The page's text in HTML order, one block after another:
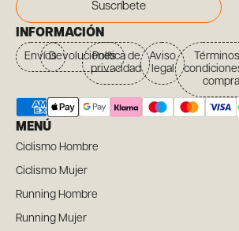
Suscríbete
INFORMACIÓN
EnvíosDevolucionesPolítica de
privacidad
Aviso
legal
compra
MENÚ
Ciclismo Hombre
Ciclismo Mujer
Running Hombre
Running Mujer